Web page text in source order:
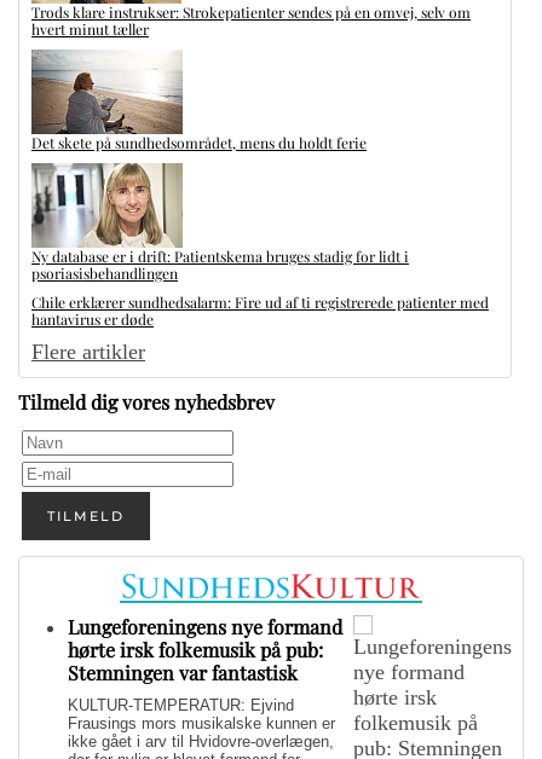
Trods klare instrukser: Strokepatienter sendes på en omvej, selv om
hvert minut tæller
Det skete på sundhedsområdet, mens du holdt ferie
Ny database er i drift: Patientskema bruges stadig for lidt i
psoriasisbehandlingen
Chile erklærer sundhedsalarm: Fire ud af ti registrerede patienter med
hantavirus er døde
Flere artikler
Tilmeld dig vores nyhedsbrev
TILMELD
Lungeforeningens nye formand
hørte irsk folkemusik på pub:
Stemningen var fantastisk
KULTUR-TEMPERATUR: Ejvind
Frausings mors musikalske kunnen er
ikke gået i arv til Hvidovre-overlægen,